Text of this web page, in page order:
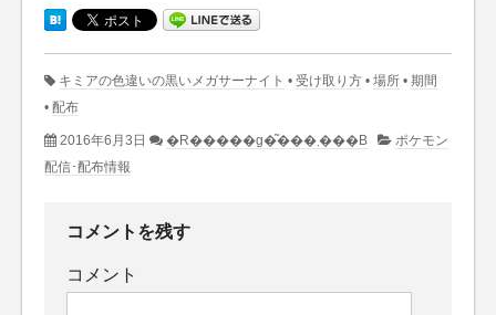
キミアの色違いの黒いメガサーナイト • 受け取り方 • 場所 • 期間
• 配布
2016年6月3日 �R�����g�͂���܂���B
ポケモン
配信･配布情報
コメントを残す
コメント